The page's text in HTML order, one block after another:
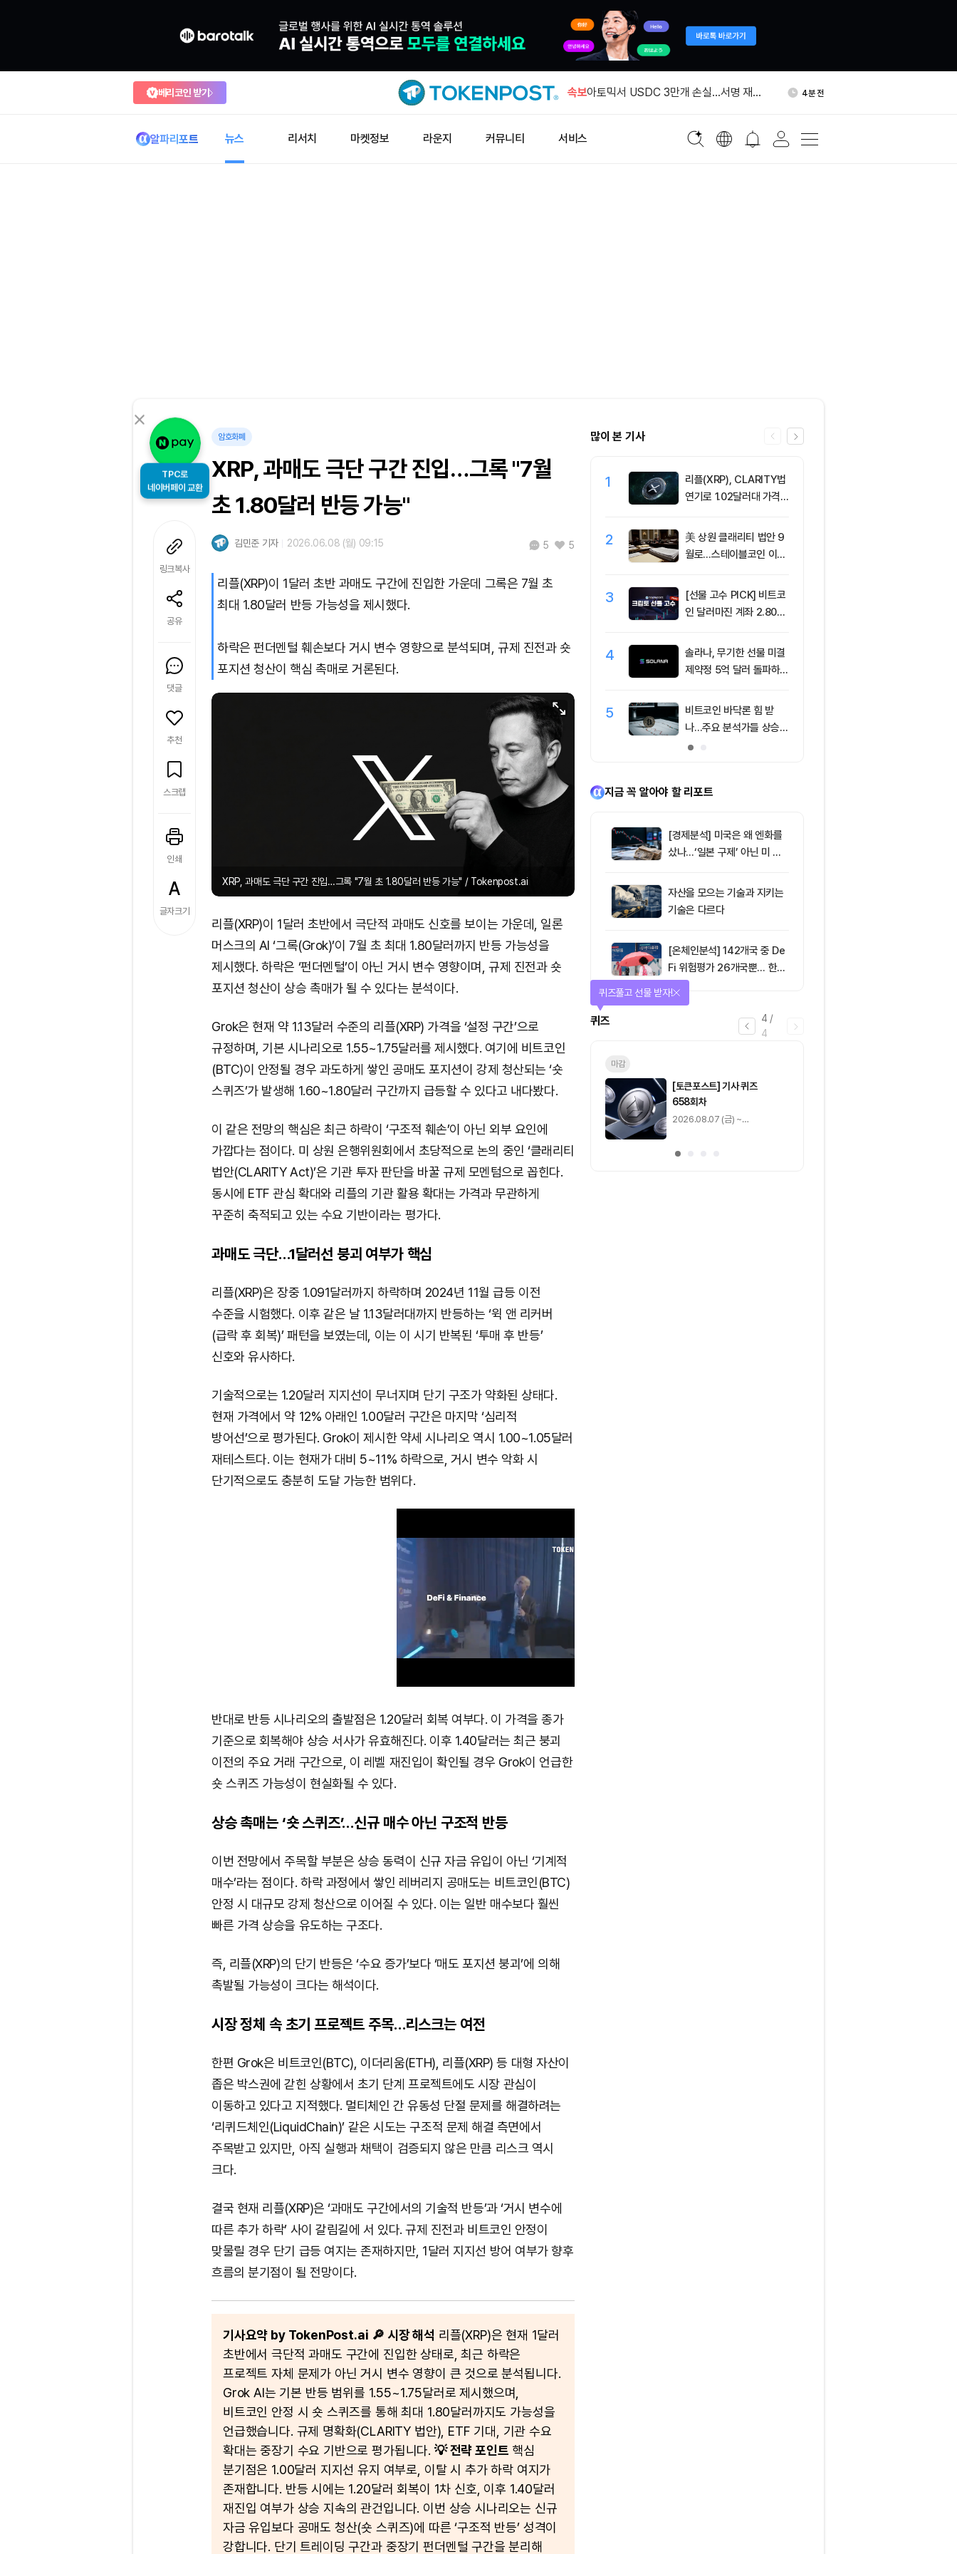
베리코인 받기 속보
스탠다드차타드 “비트코인, 올해 10만
아토믹서 USDC 3만개 손실…서명 재사
4분 전
알파리포트 뉴스 리서치 마켓정보 라운지 커뮤니티 서비스
TPC로
네이버페이 교환
링크복사
공유
댓글
추천
스크랩
인쇄
글자크기
암호화폐
XRP, 과매도 극단 구간 진입…그록 "7월
초 1.80달러 반등 가능"
김민준 기자 2026.06.08 (월) 09:15 5 5
리플(XRP)이 1달러 초반 과매도 구간에 진입한 가운데 그록은 7월 초
최대 1.80달러 반등 가능성을 제시했다.
하락은 펀더멘털 훼손보다 거시 변수 영향으로 분석되며, 규제 진전과 숏
포지션 청산이 핵심 촉매로 거론된다.
XRP, 과매도 극단 구간 진입…그록 "7월 초 1.80달러 반등 가능" / Tokenpost.ai
리플(XRP)이 1달러 초반에서 극단적 과매도 신호를 보이는 가운데, 일론
머스크의 AI ‘그록(Grok)’이 7월 초 최대 1.80달러까지 반등 가능성을
제시했다. 하락은 ‘펀더멘털’이 아닌 거시 변수 영향이며, 규제 진전과 숏
포지션 청산이 상승 촉매가 될 수 있다는 분석이다.
Grok은 현재 약 1.13달러 수준의 리플(XRP) 가격을 ‘설정 구간’으로
규정하며, 기본 시나리오로 1.55~1.75달러를 제시했다. 여기에 비트코인
(BTC)이 안정될 경우 과도하게 쌓인 공매도 포지션이 강제 청산되는 ‘숏
스퀴즈’가 발생해 1.60~1.80달러 구간까지 급등할 수 있다고 내다봤다.
이 같은 전망의 핵심은 최근 하락이 ‘구조적 훼손’이 아닌 외부 요인에
가깝다는 점이다. 미 상원 은행위원회에서 초당적으로 논의 중인 ‘클래리티
법안(CLARITY Act)’은 기관 투자 판단을 바꿀 규제 모멘텀으로 꼽힌다.
동시에 ETF 관심 확대와 리플의 기관 활용 확대는 가격과 무관하게
꾸준히 축적되고 있는 수요 기반이라는 평가다.
과매도 극단…1달러선 붕괴 여부가 핵심
리플(XRP)은 장중 1.091달러까지 하락하며 2024년 11월 급등 이전
수준을 시험했다. 이후 같은 날 1.13달러대까지 반등하는 ‘윅 앤 리커버
(급락 후 회복)’ 패턴을 보였는데, 이는 이 시기 반복된 ‘투매 후 반등’
신호와 유사하다.
기술적으로는 1.20달러 지지선이 무너지며 단기 구조가 약화된 상태다.
현재 가격에서 약 12% 아래인 1.00달러 구간은 마지막 ‘심리적
방어선’으로 평가된다. Grok이 제시한 약세 시나리오 역시 1.00~1.05달러
재테스트다. 이는 현재가 대비 5~11% 하락으로, 거시 변수 악화 시
단기적으로도 충분히 도달 가능한 범위다.
M
u
반대로 반등 시나리오의 출발점은 1.20달러 회복 여부다. 이 가격을 종가
기준으로 회복해야 상승 서사가 유효해진다. 이후 1.40달러는 최근 붕괴
이전의 주요 거래 구간으로, 이 레벨 재진입이 확인될 경우 Grok이 언급한
숏 스퀴즈 가능성이 현실화될 수 있다.
상승 촉매는 ‘숏 스퀴즈’…신규 매수 아닌 구조적 반등
이번 전망에서 주목할 부분은 상승 동력이 신규 자금 유입이 아닌 ‘기계적
매수’라는 점이다. 하락 과정에서 쌓인 레버리지 공매도는 비트코인(BTC)
안정 시 대규모 강제 청산으로 이어질 수 있다. 이는 일반 매수보다 훨씬
빠른 가격 상승을 유도하는 구조다.
즉, 리플(XRP)의 단기 반등은 ‘수요 증가’보다 ‘매도 포지션 붕괴’에 의해
촉발될 가능성이 크다는 해석이다.
시장 정체 속 초기 프로젝트 주목…리스크는 여전
한편 Grok은 비트코인(BTC), 이더리움(ETH), 리플(XRP) 등 대형 자산이
좁은 박스권에 갇힌 상황에서 초기 단계 프로젝트에도 시장 관심이
이동하고 있다고 지적했다. 멀티체인 간 유동성 단절 문제를 해결하려는
‘리퀴드체인(LiquidChain)’ 같은 시도는 구조적 문제 해결 측면에서
주목받고 있지만, 아직 실행과 채택이 검증되지 않은 만큼 리스크 역시
크다.
결국 현재 리플(XRP)은 ‘과매도 구간에서의 기술적 반등’과 ‘거시 변수에
따른 추가 하락’ 사이 갈림길에 서 있다. 규제 진전과 비트코인 안정이
맞물릴 경우 단기 급등 여지는 존재하지만, 1달러 지지선 방어 여부가 향후
흐름의 분기점이 될 전망이다.
기사요약 by TokenPost.ai 🔎 시장 해석 리플(XRP)은 현재 1달러
초반에서 극단적 과매도 구간에 진입한 상태로, 최근 하락은
프로젝트 자체 문제가 아닌 거시 변수 영향이 큰 것으로 분석됩니다.
Grok AI는 기본 반등 범위를 1.55~1.75달러로 제시했으며,
비트코인 안정 시 숏 스퀴즈를 통해 최대 1.80달러까지도 가능성을
언급했습니다. 규제 명확화(CLARITY 법안), ETF 기대, 기관 수요
확대는 중장기 수요 기반으로 평가됩니다. 💡 전략 포인트 핵심
분기점은 1.00달러 지지선 유지 여부로, 이탈 시 추가 하락 여지가
존재합니다. 반등 시에는 1.20달러 회복이 1차 신호, 이후 1.40달러
재진입 여부가 상승 지속의 관건입니다. 이번 상승 시나리오는 신규
자금 유입보다 공매도 청산(숏 스퀴즈)에 따른 ‘구조적 반등’ 성격이
강합니다. 단기 트레이딩 구간과 중장기 펀더멘털 구간을 분리해
많이 본 기사
1
리플(XRP), CLARITY법
연기로 1.02달러대 가격
2
美 상원 클래리티 법안 9
월로…스테이블코인 이자
3
[선물 고수 PICK] 비트코
인 달러마진 계좌 2.80%
2.05%p 축소
4
솔라나, 무기한 선물 미결
제약정 5억 달러 돌파하
효과 본격화
5
비트코인 바닥론 힘 받
나…주요 분석가들 상승
신호 주목
지금 꼭 알아야 할 리포트
[경제분석] 미국은 왜 엔화를
샀나…‘일본 구제’ 아닌 미 국
자산을 모으는 기술과 지키는
기술은 다르다
[온체인분석] 142개국 중 De
Fi 위험평가 26개국뿐… 한국
도 규제 경계 다시 그려야
4 /
4
퀴즈
퀴즈풀고 선물 받자!
마감
[토큰포스트] 기사 퀴즈
658회차
2026.08.07 (금) ~